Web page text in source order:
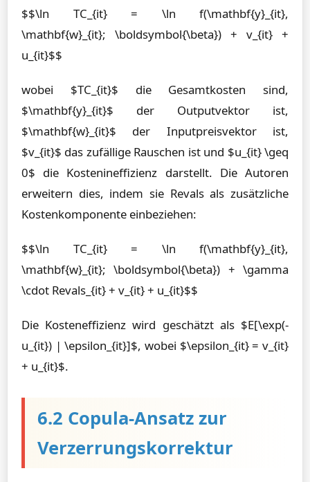
$$\ln TC_{it} = \ln f(\mathbf{y}_{it},
\mathbf{w}_{it}; \boldsymbol{\beta}) + v_{it} +
u_{it}$$
wobei $TC_{it}$ die Gesamtkosten sind,
$\mathbf{y}_{it}$ der Outputvektor ist,
$\mathbf{w}_{it}$ der Inputpreisvektor ist,
$v_{it}$ das zufällige Rauschen ist und $u_{it} \geq
0$ die Kostenineffizienz darstellt. Die Autoren
erweitern dies, indem sie Revals als zusätzliche
Kostenkomponente einbeziehen:
$$\ln TC_{it} = \ln f(\mathbf{y}_{it},
\mathbf{w}_{it}; \boldsymbol{\beta}) + \gamma
\cdot Revals_{it} + v_{it} + u_{it}$$
Die Kosteneffizienz wird geschätzt als $E[\exp(-
u_{it}) | \epsilon_{it}]$, wobei $\epsilon_{it} = v_{it}
+ u_{it}$.
6.2 Copula-Ansatz zur
Verzerrungskorrektur